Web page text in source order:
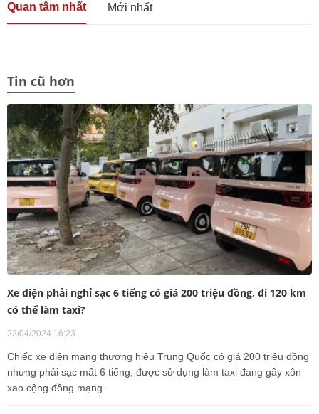
Quan tâm nhất Mới nhất
Tin cũ hơn
Xe điện phải nghỉ sạc 6 tiếng có giá 200 triệu đồng, đi 120 km
có thể làm taxi?
22/04/2024 16:23
Chiếc xe điện mang thương hiệu Trung Quốc có giá 200 triệu đồng
nhưng phải sạc mất 6 tiếng, được sử dụng làm taxi đang gây xôn
xao cộng đồng mạng.